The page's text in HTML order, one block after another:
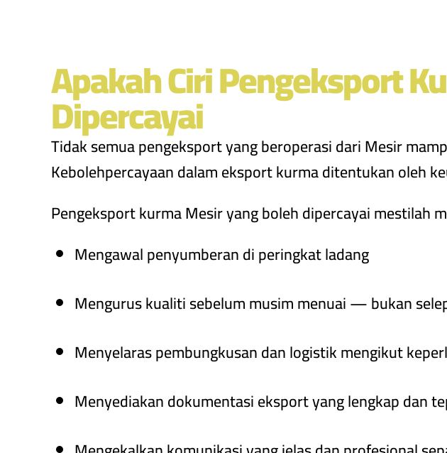
Apakah Ciri Pengeksport
Dipercayai
Tidak semua pengeksport yang beroperasi dari Mesir
Kebolehpercayaan dalam eksport kurma ditentukan oleh
Pengeksport kurma Mesir yang boleh dipercayai mestilah
Mengawal penyumberan di peringkat ladang
Mengurus kualiti sebelum musim menuai — bukan
Menyelaras pembungkusan dan logistik mengikut
Menyediakan dokumentasi eksport yang lengkap dan